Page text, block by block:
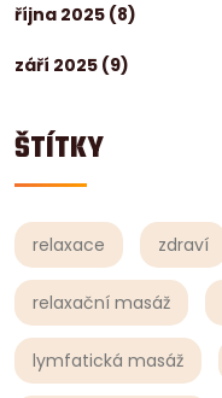
října 2025 (8)
září 2025 (9)
ŠTÍTKY
relaxace zdraví
relaxační masáž
lymfatická masáž